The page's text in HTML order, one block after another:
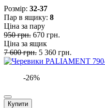
Розмiр: 32-37
Пар в ящику: 8
Ціна за пару
950 грн. 670 грн.
Ціна за ящик
7 600 грн. 5 360 грн.
-26%
Купити